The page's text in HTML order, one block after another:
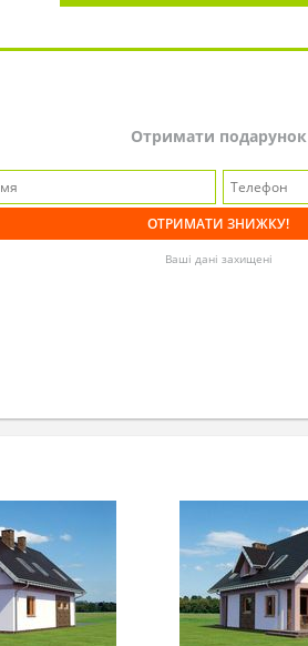
Отримати подарунок
Ваші дані захищені